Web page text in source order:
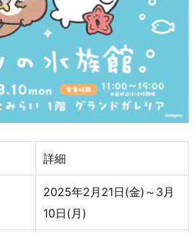
詳細
2025年2月21日(金)～3月
10日(月)